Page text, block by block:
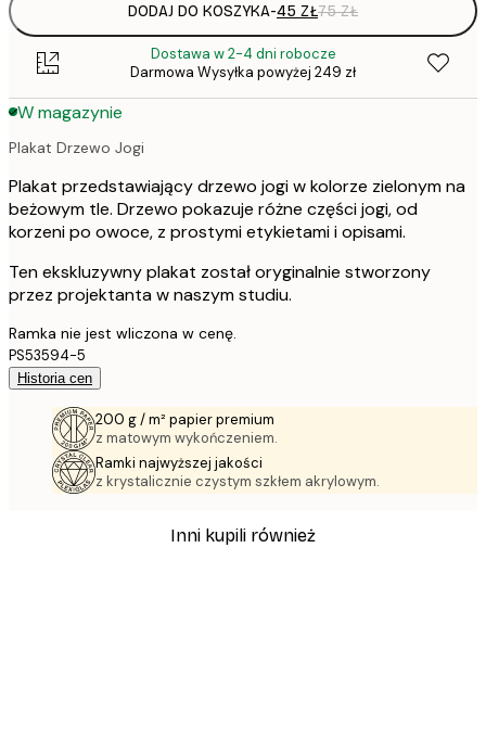
DODAJ DO KOSZYKA-45 ZŁ75 ZŁ
Dostawa w 2-4 dni robocze
Darmowa Wysyłka powyżej 249 zł
W magazynie
Plakat Drzewo Jogi
Plakat przedstawiający drzewo jogi w kolorze zielonym na
beżowym tle. Drzewo pokazuje różne części jogi, od
korzeni po owoce, z prostymi etykietami i opisami.
Ten ekskluzywny plakat został oryginalnie stworzony
przez projektanta w naszym studiu.
Ramka nie jest wliczona w cenę.
PS53594-5
Historia cen
200 g / m² papier premium
z matowym wykończeniem.
Ramki najwyższej jakości
z krystalicznie czystym szkłem akrylowym.
Inni kupili również